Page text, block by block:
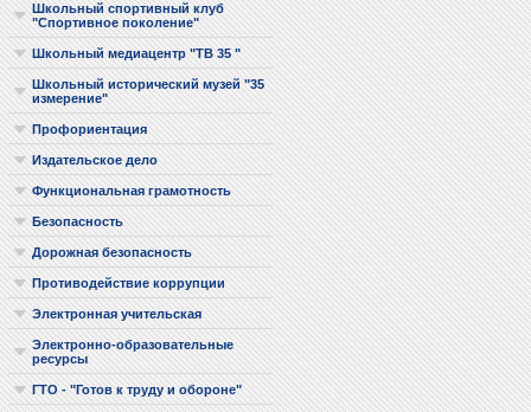
Школьный спортивный клуб
"Спортивное поколение"
Школьный медиацентр "ТВ 35 "
Школьный исторический музей "35
измерение"
Профориентация
Издательское дело
Функциональная грамотность
Безопасность
Дорожная безопасность
Противодействие коррупции
Электронная учительская
Электронно-образовательные
ресурсы
ГТО - "Готов к труду и обороне"